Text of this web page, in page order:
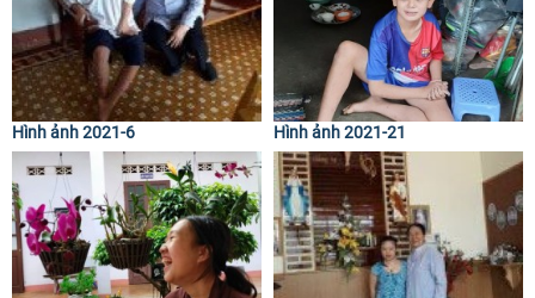
Hình ảnh 2021-6 Hình ảnh 2021-21